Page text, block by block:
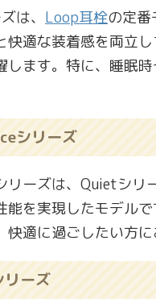
は、 Loop耳栓の定番
快適な装着感を両立
します。特に、睡眠
シリーズ
リーズは、Quietシリ
能を実現したモデル
快適に過ごしたい方に
リーズ